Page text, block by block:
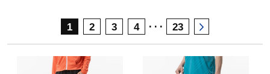
ランニング
1 2 3 4 ･･･ 23